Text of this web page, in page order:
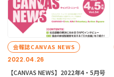
2022.04.26
会報誌CANVAS NEWS
【CANVAS NEWS】2022年4・5月号